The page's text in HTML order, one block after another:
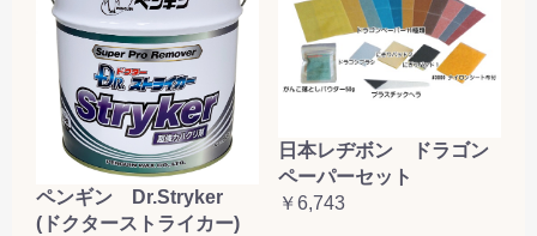
ペンギン Dr.Stryker
(ドクターストライカー)
日本レヂボン ドラゴン
ペーパーセット
￥6,743